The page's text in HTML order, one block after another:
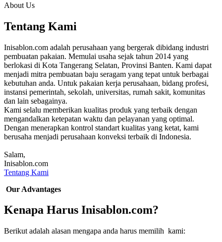
About Us
Tentang Kami
Inisablon.com adalah perusahaan yang bergerak dibidang industri
pembuatan pakaian. Memulai usaha sejak tahun 2014 yang
berlokasi di Kota Tangerang Selatan, Provinsi Banten. Kami dapat
menjadi mitra pembuatan baju seragam yang tepat untuk berbagai
kebutuhan anda. Untuk pakaian kerja perusahaan, bidang profesi,
instansi pemerintah, sekolah, universitas, rumah sakit, komunitas
dan lain sebagainya.
Kami selalu memberikan kualitas produk yang terbaik dengan
mengandalkan ketepatan waktu dan pelayanan yang optimal.
Dengan menerapkan kontrol standart kualitas yang ketat, kami
berusaha menjadi perusahaan konveksi terbaik di Indonesia.
Salam,
Inisablon.com
Tentang Kami
Our Advantages
Kenapa Harus Inisablon.com?
Berikut adalah alasan mengapa anda harus memilih kami: